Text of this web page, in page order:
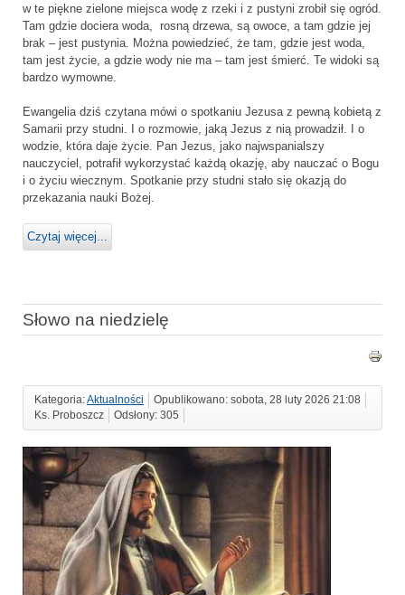
w te piękne zielone miejsca wodę z rzeki i z pustyni zrobił się ogród.
Tam gdzie dociera woda, rosną drzewa, są owoce, a tam gdzie jej
brak – jest pustynia. Można powiedzieć, że tam, gdzie jest woda,
tam jest życie, a gdzie wody nie ma – tam jest śmierć. Te widoki są
bardzo wymowne.
Ewangelia dziś czytana mówi o spotkaniu Jezusa z pewną kobietą z
Samarii przy studni. I o rozmowie, jaką Jezus z nią prowadził. I o
wodzie, która daje życie. Pan Jezus, jako najwspanialszy
nauczyciel, potrafił wykorzystać każdą okazję, aby nauczać o Bogu
i o życiu wiecznym. Spotkanie przy studni stało się okazją do
przekazania nauki Bożej.
Czytaj więcej...
Słowo na niedzielę
Kategoria:Aktualności
Opublikowano: sobota, 28 luty 2026 21:08
Ks. Proboszcz
Odsłony: 305